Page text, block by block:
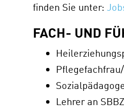
finden Sie unter:
FACH- UND
Lehrer an SBBZ